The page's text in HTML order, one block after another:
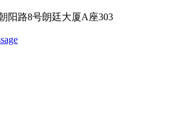
阳路8号朗廷大厦A座303